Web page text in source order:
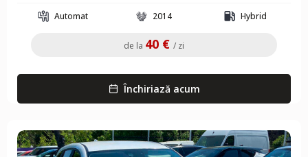
Automat 2014 Hybrid
de la 40 € / zi
Închiriază acum